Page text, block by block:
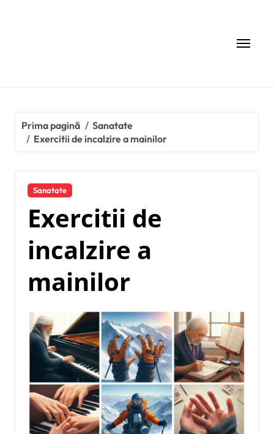
Prima pagină
Sanatate
Exercitii de incalzire a mainilor
Sanatate
Exercitii de
incalzire a
mainilor